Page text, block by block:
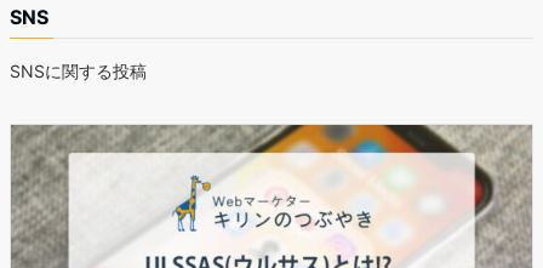
SNS
SNSに関する投稿